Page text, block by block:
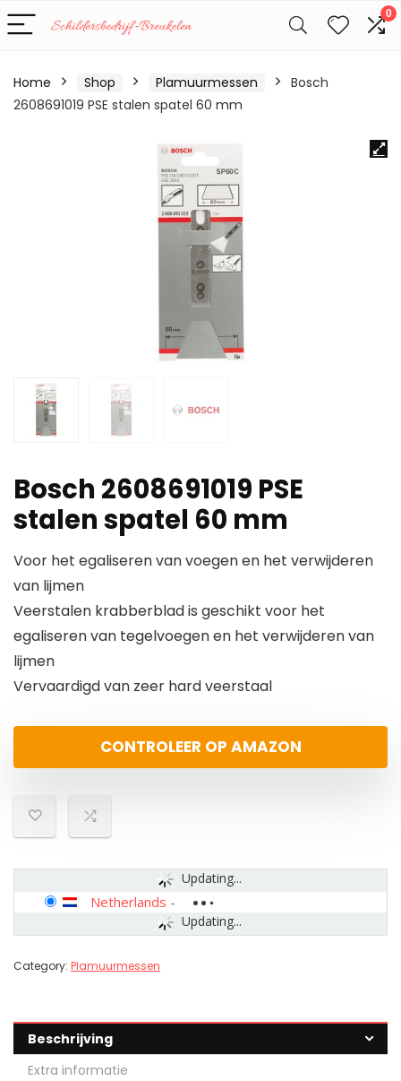
0
Home Shop Plamuurmessen
Bosch
2608691019 PSE stalen spatel 60 mm
Bosch 2608691019 PSE
stalen spatel 60 mm
Voor het egaliseren van voegen en het verwijderen
van lijmen
Veerstalen krabberblad is geschikt voor het
egaliseren van tegelvoegen en het verwijderen van
lijmen
Vervaardigd van zeer hard veerstaal
CONTROLEER OP AMAZON
Updating...
Updating...
Netherlands -
Category: Plamuurmessen
Beschrijving
Extra informatie